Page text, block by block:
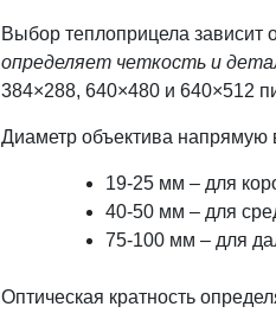
Выбор теплоприцела зависит
определяет четкость и
384×288, 640×480 и 640×512
Диаметр объектива напрямую
19-25 мм – для
40-50 мм – для
75-100 мм – для
Оптическая кратность